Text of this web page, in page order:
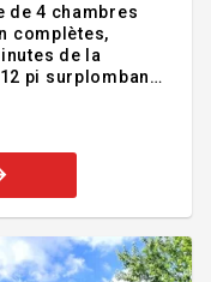
de 4 chambres
complètes,
de la
pi surplombant
avec
broyeur et
Sous-sol fini
pistes